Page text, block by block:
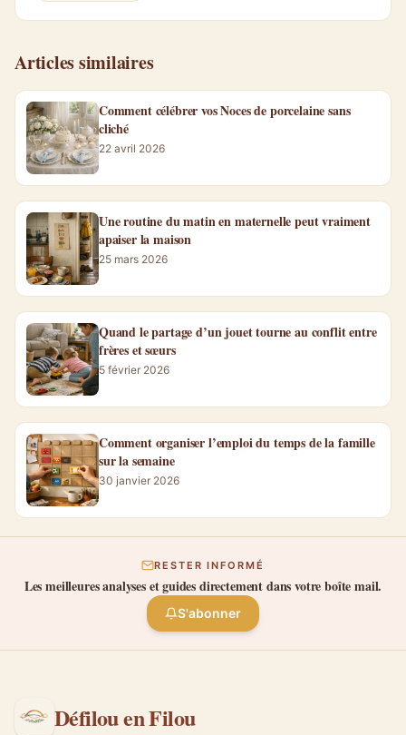
Articles similaires
Comment célébrer vos Noces de porcelaine sans
cliché
22 avril 2026
Une routine du matin en maternelle peut vraiment
apaiser la maison
25 mars 2026
Quand le partage d’un jouet tourne au conflit entre
frères et sœurs
5 février 2026
Comment organiser l’emploi du temps de la famille
sur la semaine
30 janvier 2026
RESTER INFORMÉ
Les meilleures analyses et guides directement dans votre boîte mail.
S'abonner
Défilou en Filou